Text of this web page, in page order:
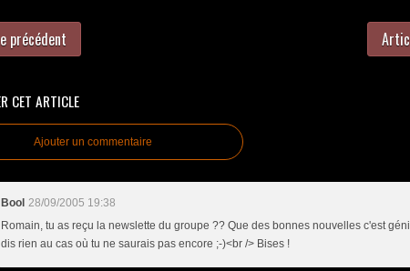
précédent
CET ARTICLE
Ajouter un commentaire
Bool 28/09/2005 19:38
Romain, tu as reçu la newslette du groupe ?? Que des bonnes nouvelles c'est
dis rien au cas où tu ne saurais pas encore ;-)<br /> Bises !